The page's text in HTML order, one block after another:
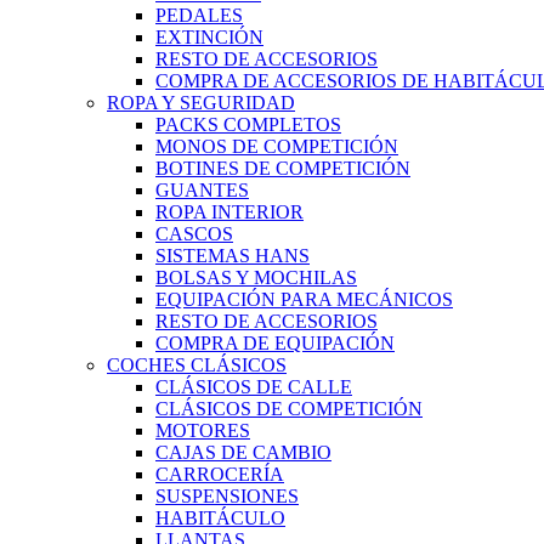
PEDALES
EXTINCIÓN
RESTO DE ACCESORIOS
COMPRA DE ACCESORIOS DE
ROPA Y SEGURIDAD
PACKS COMPLETOS
MONOS DE COMPETICIÓN
BOTINES DE COMPETICIÓN
GUANTES
ROPA INTERIOR
CASCOS
SISTEMAS HANS
BOLSAS Y MOCHILAS
EQUIPACIÓN PARA MECÁNICOS
RESTO DE ACCESORIOS
COMPRA DE EQUIPACIÓN
COCHES CLÁSICOS
CLÁSICOS DE CALLE
CLÁSICOS DE COMPETICIÓN
MOTORES
CAJAS DE CAMBIO
CARROCERÍA
SUSPENSIONES
HABITÁCULO
LLANTAS